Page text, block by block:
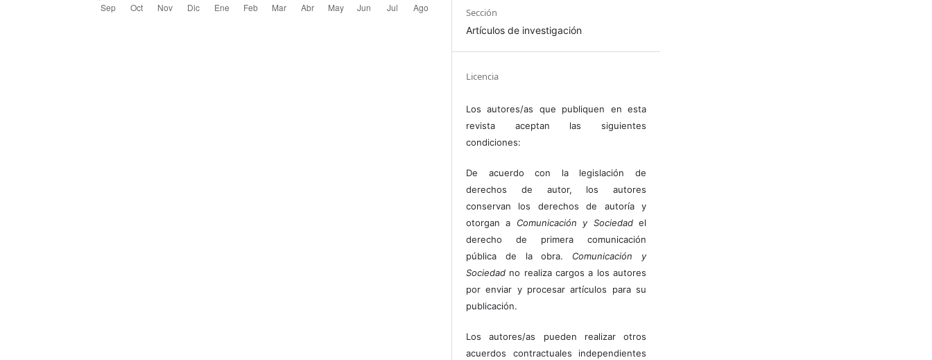
Sección
Artículos de investigación
Licencia
Los autores/as que publiquen en esta
revista aceptan las siguientes
condiciones:
De acuerdo con la legislación de
derechos de autor, los autores
conservan los derechos de autoría y
otorgan a Comunicación y Sociedadel
derecho de primera comunicación
pública de la obra. Comunicación y
Sociedad no realiza cargos a los autores
por enviar y procesar artículos para su
publicación.
Los autores/as pueden realizar otros
acuerdos contractuales independientes